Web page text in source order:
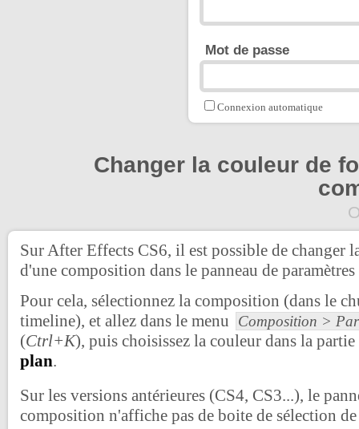
Mot de passe
Connexion automatique
Changer la couleur de
Sur After Effects CS6, il est possible de changer
d'une composition dans le panneau de
Pour cela, sélectionnez la composition (dans le
timeline), et allez dans le menu
Composition >
(Ctrl+K), puis choisissez la couleur dans la partie
plan.
Sur les versions antérieures (CS4, CS3...), le
composition n'affiche pas de boite de sélection